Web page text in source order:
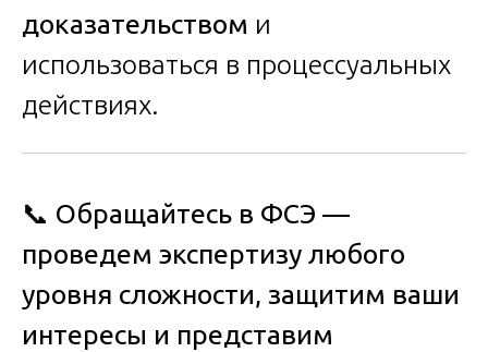
доказательством и
использоваться в процессуальных
действиях.
📞 Обращайтесь в ФСЭ —
проведем экспертизу любого
уровня сложности, защитим ваши
интересы и представим